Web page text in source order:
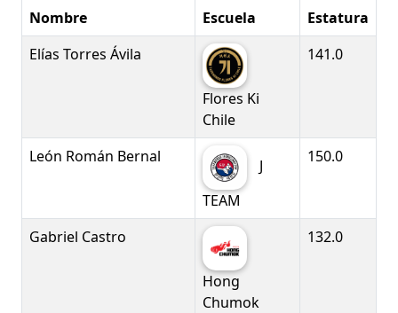
Nombre Escuela
Estatura
Elías Torres Ávila
Flores Ki
Chile
141.0
León Román Bernal
J
TEAM
150.0
Gabriel Castro
Hong
Chumok
132.0